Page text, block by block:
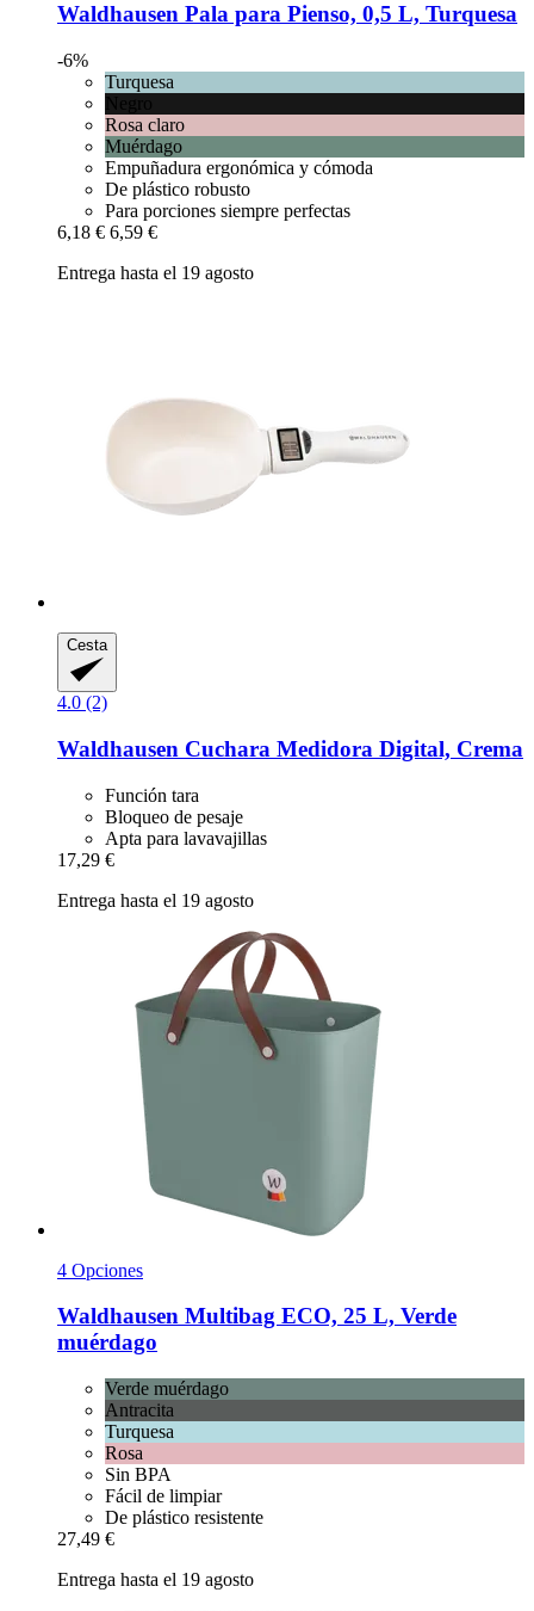
Waldhausen Pala para Pienso, 0,5 L, Turquesa
-6%
Turquesa
Rosa claro
Muérdago
Empuñadura ergonómica y cómoda
De plástico robusto
Para porciones siempre perfectas
6,18 € 6,59 €
Entrega hasta el 19 agosto
Cesta
4.0 (2)
Waldhausen Cuchara Medidora Digital, Crema
Función tara
Bloqueo de pesaje
Apta para lavavajillas
17,29 €
Entrega hasta el 19 agosto
4 Opciones
Waldhausen Multibag ECO, 25 L, Verde
muérdago
Verde muérdago
Antracita
Turquesa
Rosa
Sin BPA
Fácil de limpiar
De plástico resistente
27,49 €
Entrega hasta el 19 agosto